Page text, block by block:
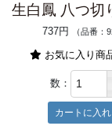
生白鳳 八つ切
737円 （品番：
お気に入り商
数：